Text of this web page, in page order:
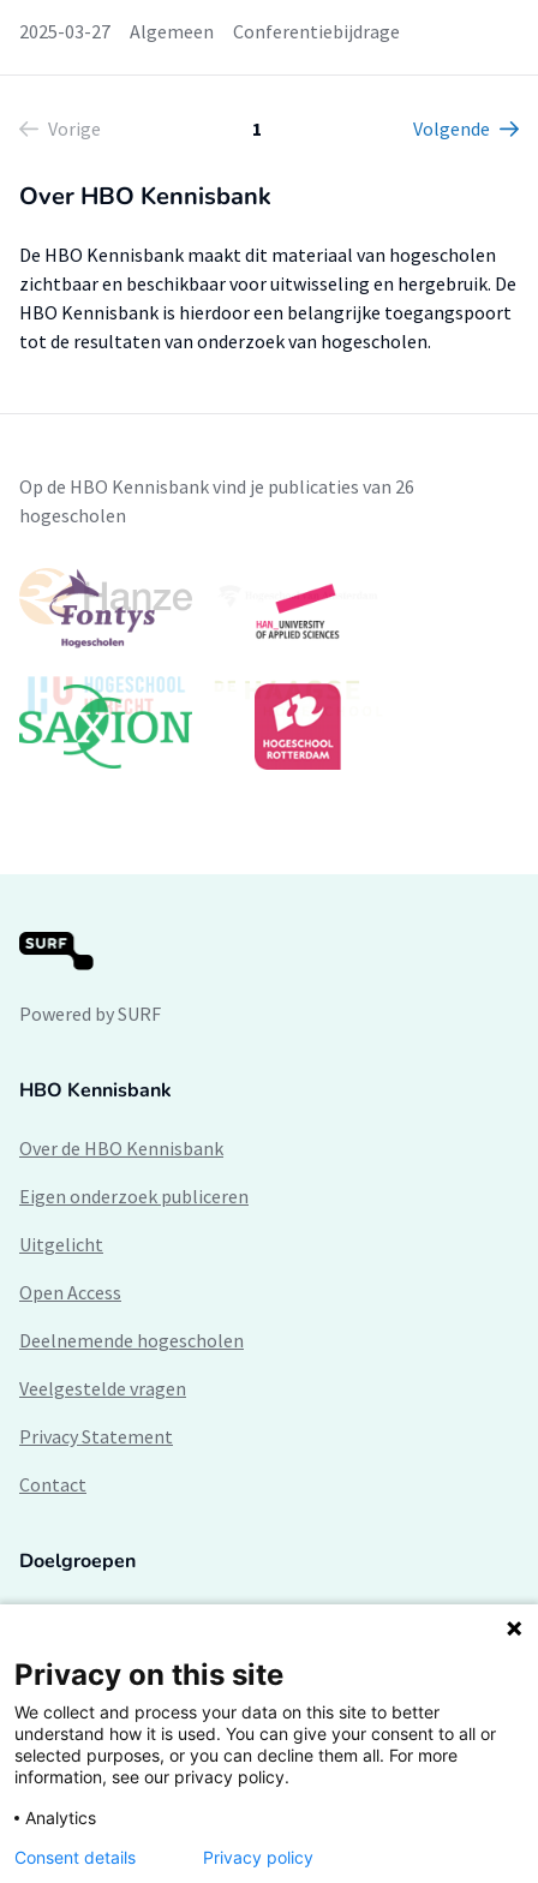
2025-03-27
Algemeen Conferentiebijdrage
Vorige 1 Volgende
Over HBO Kennisbank
De HBO Kennisbank maakt dit materiaal van hogescholen
zichtbaar en beschikbaar voor uitwisseling en hergebruik. De
HBO Kennisbank is hierdoor een belangrijke toegangspoort
tot de resultaten van onderzoek van hogescholen.
Op de HBO Kennisbank vind je publicaties van 26
hogescholen
Powered by SURF
HBO Kennisbank
Over de HBO Kennisbank
Eigen onderzoek publiceren
Uitgelicht
Open Access
Deelnemende hogescholen
Veelgestelde vragen
Privacy Statement
Contact
Doelgroepen
Lectoren en onderzoekers
Bedrijven
Hogescholen
Privacy on this site
We collect and process your data on this site to better
understand how it is used. You can give your consent to all or
selected purposes, or you can decline them all. For more
information, see our privacy policy.
Analytics
Consent details
Privacy policy